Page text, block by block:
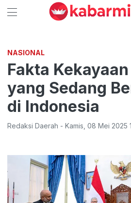
NASIONAL
Fakta
yang Sedang
di Indonesia
Redaksi Daerah - Kamis 08 Mei 2025